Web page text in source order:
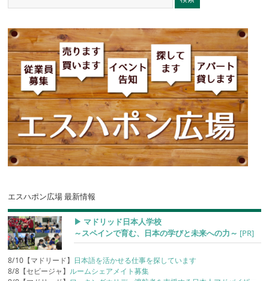
エスハポン広場 最新情報
▶︎ マドリッド日本人学校
～スペインで育む、日本の学びと未来への力～ [PR]
8/10【マドリード】 日本語を活かせる仕事を探しています
8/8【セビージャ】 ルームシェアメイト募集